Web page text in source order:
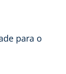
para o